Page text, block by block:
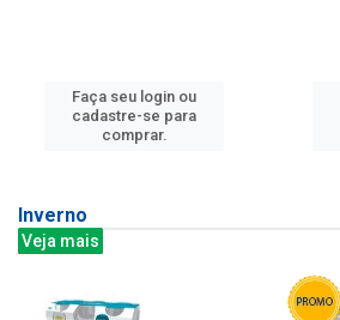
Faça seu login ou
cadastre-se para
comprar.
Inverno
Veja mais